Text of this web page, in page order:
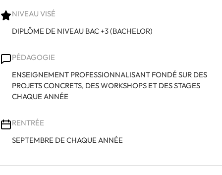
NIVEAU VISÉ
DIPLÔME DE NIVEAU BAC +3 (BACHELOR)
PÉDAGOGIE
ENSEIGNEMENT PROFESSIONNALISANT FONDÉ SUR DES
PROJETS CONCRETS, DES WORKSHOPS ET DES STAGES
CHAQUE ANNÉE
RENTRÉE
SEPTEMBRE DE CHAQUE ANNÉE